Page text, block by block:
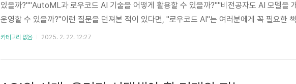
있을까?""AutoML과 로우코드 AI 기술을 어떻게 활용할 수 있을까?""비전공자도 AI 모델을
운영할 수 있을까?"이런 질문을 던져본 적이 있다면, "로우코드 AI"는 여러분에게 꼭 필요한
는 이제 기업의 경쟁력을 결정하는 중요한 요소입니다. 하지만 AI 모델을 구축하고 운영하려면
카테고리 없음 2025. 2. 22. 12:27